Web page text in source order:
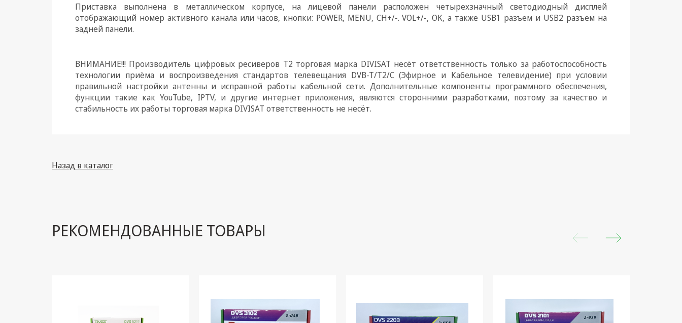
Системы безопасности
Приставка выполнена в металлическом корпусе, на лицевой панели расположен четырехзначный светодиодный дисплей
отображающий номер активного канала или часов, кнопки: POWER, MENU, CH+/-. VOL+/-, OK, а также USB1 разъем и USB2 разъем на
задней панели.
ВНИМАНИЕ!!! Производитель цифровых ресиверов T2 торговая марка DIVISAT несёт ответственность только за работоспособность
технологии приёма и воспроизведения стандартов телевещания DVB-T/Т2/C (Эфирное и Кабельное телевидение) при условии
правильной настройки антенны и исправной работы кабельной сети. Дополнительные компоненты программного обеспечения,
функции такие как YouTube, IPTV, и другие интернет приложения, являются сторонними разработками, поэтому за качество и
стабильность их работы торговая марка DIVISAT ответственность не несёт.
Назад в каталог
РЕКОМЕНДОВАННЫЕ ТОВАРЫ